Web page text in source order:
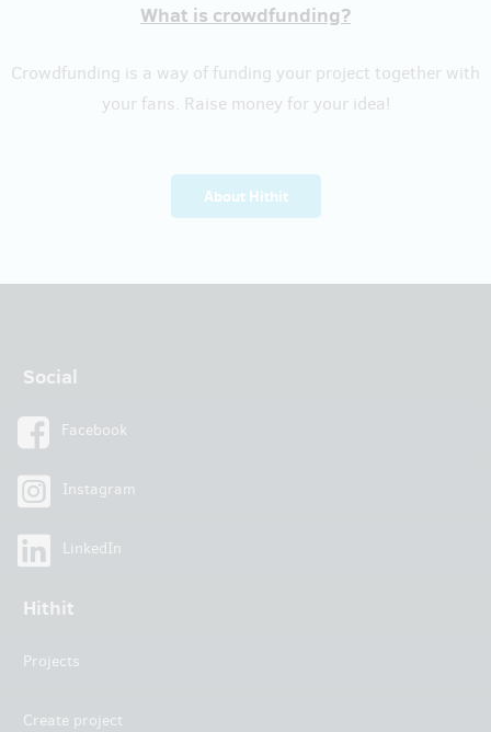
What is crowdfunding?
Crowdfunding is a way of funding your project together with
your fans. Raise money for your idea!
About Hithit
Social
Facebook
Instagram
LinkedIn
Hithit
Projects
Create project